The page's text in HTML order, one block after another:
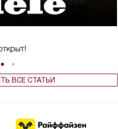
ВСЕ СТАТЬИ